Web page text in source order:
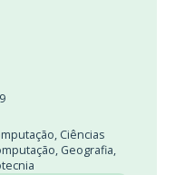
, Ciências
, Geografia,